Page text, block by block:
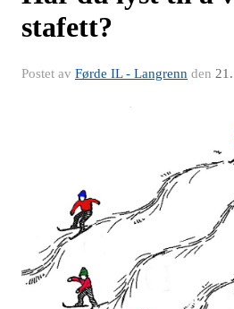
stafett?
Postet av Førde IL - Langrenn den